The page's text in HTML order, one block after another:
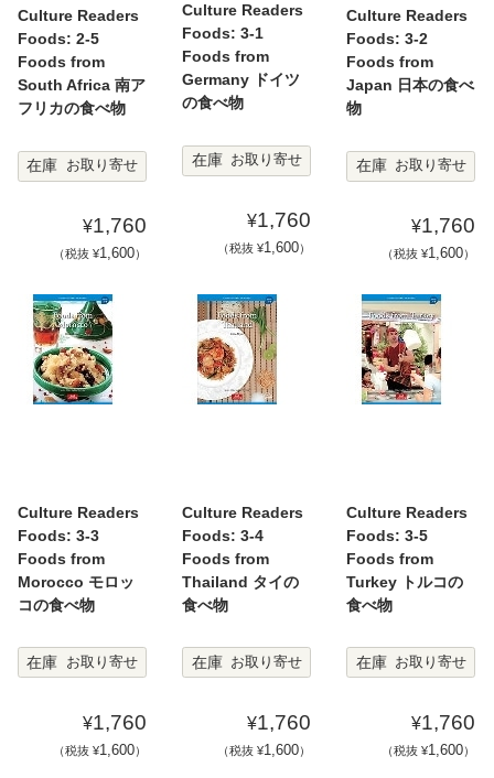
Culture Readers
Foods: 2-5
Foods from
South Africa 南ア
フリカの食べ物
在庫 お取り寄せ
¥1,760
（税抜 ¥1,600）
Culture Readers
Foods: 3-1
Foods from
Germany ドイツ
の食べ物
在庫 お取り寄せ
¥1,760
（税抜 ¥1,600）
Culture Readers
Foods: 3-2
Foods from
Japan 日本の食べ
物
在庫 お取り寄せ
¥1,760
（税抜 ¥1,600）
Culture Readers
Foods: 3-3
Foods from
Morocco モロッ
コの食べ物
在庫 お取り寄せ
¥1,760
（税抜 ¥1,600）
Culture Readers
Foods: 3-4
Foods from
Thailand タイの
食べ物
在庫 お取り寄せ
¥1,760
（税抜 ¥1,600）
Culture Readers
Foods: 3-5
Foods from
Turkey トルコの
食べ物
在庫 お取り寄せ
¥1,760
（税抜 ¥1,600）